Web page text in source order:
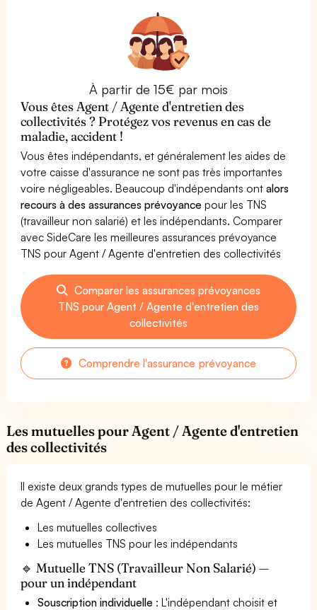
À partir de 15€ par mois
Vous êtes Agent / Agente d'entretien des
collectivités ? Protégez vos revenus en cas de
maladie, accident !
Vous êtes indépendants, et généralement les aides de
votre caisse d'assurance ne sont pas très importantes
voire négligeables. Beaucoup d'indépendants ontalors
recours à des assurances prévoyance pour les TNS
(travailleur non salarié) et les indépendants. Comparer
avec SideCare les meilleures assurances prévoyance
TNS pour Agent / Agente d'entretien des collectivités
Comparer les assurances prévoyances
TNS pour Agent / Agente d'entretien des
collectivités
Comprendre l'assurance prévoyance
Les mutuelles pour Agent / Agente d'entretien
des collectivités
Il existe deux grands types de mutuelles pour le métier
de Agent / Agente d'entretien des collectivités:
Les mutuelles collectives
Les mutuelles TNS pour les indépendants
🔹 Mutuelle TNS (Travailleur Non Salarié) —
pour un indépendant
Souscription individuelle : L'indépendant choisit et